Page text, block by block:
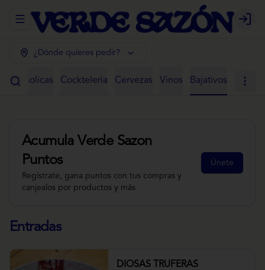
Abrir menu de navegación Login
¿Dónde quieres pedir?
Alcoholicas Cockteleria Cervezas Vinos Bajativos
Acumula Verde Sazon
Puntos
Regístrate, gana puntos con tus compras y
canjealos por productos y más
Únete
Entradas
DIOSAS TRUFERAS